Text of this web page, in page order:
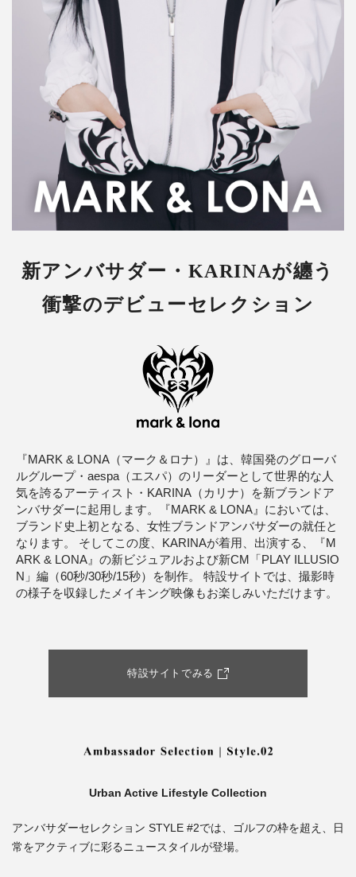
新アンバサダー・KARINAが纏う
衝撃のデビューセレクション
『MARK & LONA（マーク＆ロナ）』は、韓国発のグローバ
ルグループ・aespa（エスパ）のリーダーとして世界的な人
気を誇るアーティスト・KARINA（カリナ）を新ブランドア
ンバサダーに起用します。『MARK & LONA』においては、
ブランド史上初となる、女性ブランドアンバサダーの就任と
なります。 そしてこの度、KARINAが着用、出演する、『M
ARK & LONA』の新ビジュアルおよび新CM「PLAY ILLUSIO
N」編（60秒/30秒/15秒）を制作。 特設サイトでは、撮影時
の様子を収録したメイキング映像もお楽しみいただけます。
特設サイトでみる
Urban Active Lifestyle Collection
アンバサダーセレクション STYLE #2では、ゴルフの枠を超え、日
常をアクティブに彩るニュースタイルが登場。